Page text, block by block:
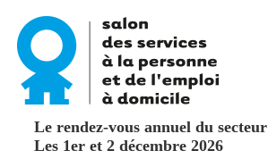
Le rendez-vous annuel du secteur
Les 1er et 2 décembre 2026